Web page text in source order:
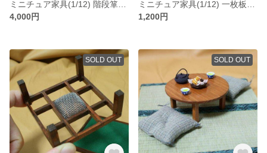
4,000円
1,200円
SOLD OUT SOLD OUT